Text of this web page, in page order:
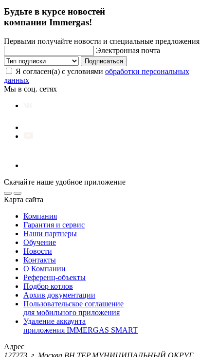
Будьте в курсе новостей
компании Immergas!
Первыми получайте новости и специальные предложения
Электронная почта
Подписаться
Я согласен(а) с условиями обработки персональных
данных
Мы в соц. сетях
Скачайте наше удобное приложение
Карта сайта
Компания
Гарантия и сервис
Наши партнеры
Обучение
Новости
Контакты
О Компании
Референц-объекты
Подбор котлов
Архив документации
Пользовательское соглашение
для мобильного приложения
Удаление аккаунта
приложения IMMERGAS SMART
Адрес
127273, г. Москва ВН.ТЕР.МУНИЦИПАЛЬНЫЙ ОКРУГ